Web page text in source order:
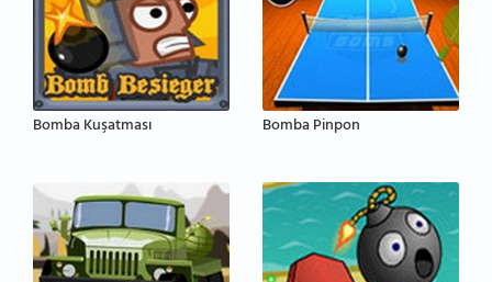
Bomba Kuşatması Bomba Pinpon